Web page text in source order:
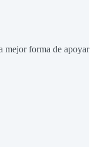
mejor forma de apoyar